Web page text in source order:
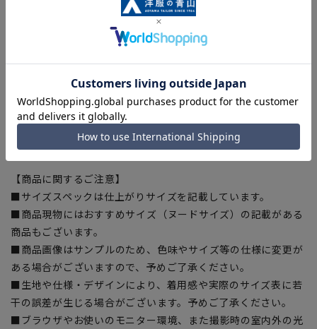
[M]着丈:71cm ウエスト:95cm バスト:106cm 肩幅:46.5cm 袖
[LL]着丈:75cm ウエスト:101cm バスト:112cm 肩幅:48.5cm
袖丈:61.5cm
[3L]着丈:77cm ウエスト:104cm バスト:115cm 肩幅:49.5cm
【商品に関するご注意】
■サイズスペックは仕上がりサイズを記載しています。
■商品現物にはおすすめサイズ（ヌードサイズ）の記載がある
商品もございます。
■商品画像はサンプルのため、色味やサイズ等の仕様に変更が
ある場合がございますので、予めご了承ください。
■生地や仕様・デザインにより、着用感や実際のサイズ表に若
干の誤差が生じる場合がございます。予めご了承ください。
■ブラウザやお使いのモニター環境、また撮影時の室内外の光